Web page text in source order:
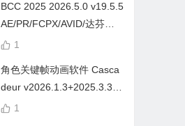
BCC 2025 2026.5.0 v19.5.5
AE/PR/FCPX/AVID/达芬奇
视频特效插件Continuum Wi
1
角色关键帧动画软件 Casca
deur v2026.1.3+2025.3.3
Win/Mac+中文字幕教程
1